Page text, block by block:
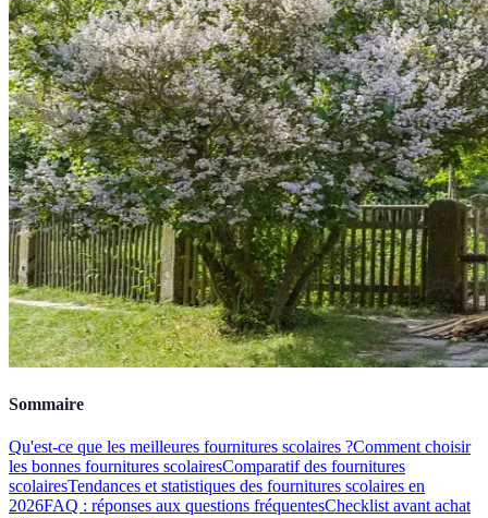
Sommaire
Qu'est-ce que les meilleures fournitures scolaires ?Comment choisir
les bonnes fournitures scolairesComparatif des fournitures
scolairesTendances et statistiques des fournitures scolaires en
2026FAQ : réponses aux questions fréquentesChecklist avant achat